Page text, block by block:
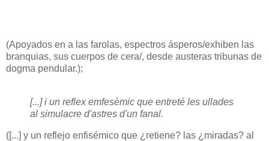
(Apoyados en a las farolas, espectros ásperos/exhiben las
branquias, sus cuerpos de cera/, desde austeras tribunas de
dogma pendular.);
[...] i un reflex emfesèmic que entreté les ullades
al simulacre d'astres d'un fanal.
([...] y un reflejo enfisémico que ¿retiene? las ¿miradas? al